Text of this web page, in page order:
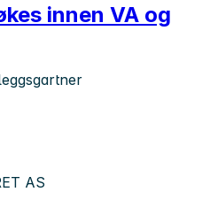
innen VA og
AS